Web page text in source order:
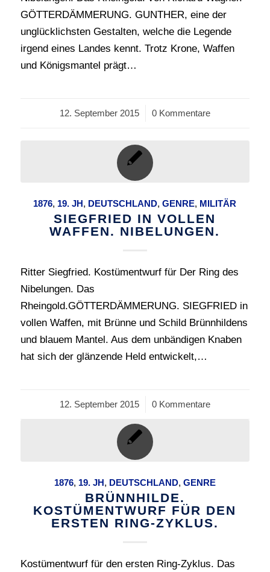
GÖTTERDÄMMERUNG. GUNTHER, eine der
unglücklichsten Gestalten, welche die Legende
irgend eines Landes kennt. Trotz Krone, Waffen
und Königsmantel prägt…
12. September 2015
/ 0 Kommentare
1876, 19. JH, DEUTSCHLAND,GENRE, MILITÄR
SIEGFRIED IN VOLLEN
WAFFEN. NIBELUNGEN.
Ritter Siegfried. Kostümentwurf für Der Ring des
Nibelungen. Das
Rheingold.GÖTTERDÄMMERUNG. SIEGFRIED in
vollen Waffen, mit Brünne und Schild Brünnhildens
und blauem Mantel. Aus dem unbändigen Knaben
hat sich der glänzende Held entwickelt,…
12. September 2015
/ 0 Kommentare
1876, 19. JH, DEUTSCHLAND, GENRE
BRÜNNHILDE.
KOSTÜMENTWURF FÜR DEN
ERSTEN RING-ZYKLUS.
Kostümentwurf für den ersten Ring-Zyklus. Das